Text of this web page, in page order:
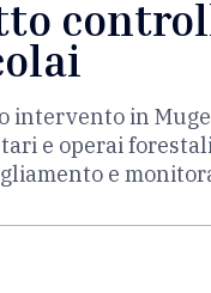
intervento in
e operai
e